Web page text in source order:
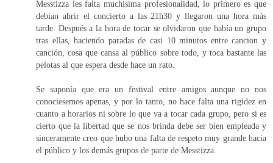
Messtizza les falta muchisima profesionalidad, lo primero es que
debian abrir el concierto a las 21h30 y llegaron una hora más
tarde. Después a la hora de tocar se olvidaron que había un grupo
tras ellas, haciendo paradas de casi 10 minutos entre cancion y
canción, cosa que cansa al público sobre todo, y toca bastante las
pelotas al que espera desde hace un rato.
Se suponía que era un festival entre amigos aunque no nos
conociesemos apenas, y por lo tanto, no hace falta una rigidez en
cuanto a horarios ni sobre lo que va a tocar cada grupo, pero si es
cierto que la libertad que se nos brinda debe ser bien empleada y
sinceramente creo que hubo una falta de respeto muy grande hacia
el público y los demás grupos de parte de Messtizza.